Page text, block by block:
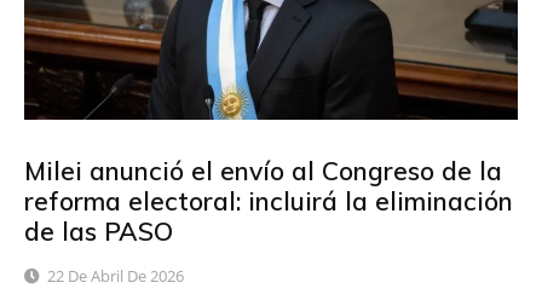
Milei anunció el envío al Congreso de la
reforma electoral: incluirá la eliminación
de las PASO
22 De Abril De 2026